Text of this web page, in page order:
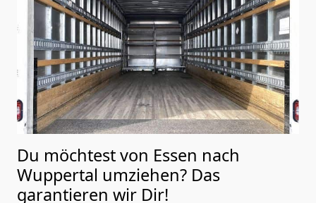
Du möchtest von Essen nach
Wuppertal umziehen? Das
garantieren wir Dir!